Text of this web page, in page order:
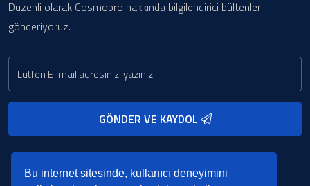
Bu internet sitesinde, kullanıcı deneyimini
Düzenli olarak Cosmopro hakkında bilgilendirici bültenler
gönderiyoruz.
GÖNDER VE KAYDOL